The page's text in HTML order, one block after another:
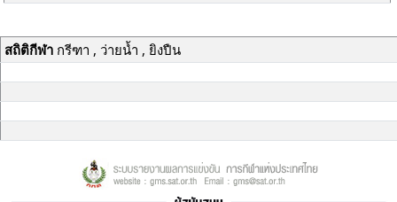
สถิติกีฬากรีฑา , ว่ายน้ำ , ยิงปืน